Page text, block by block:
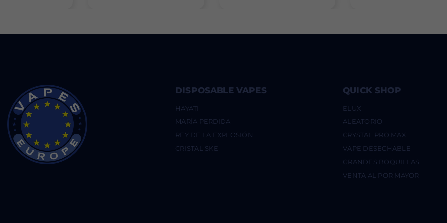
DISPOSABLE VAPES
HAYATI
MARÍA PERDIDA
REY DE LA EXPLOSIÓN
CRISTAL SKE
QUICK SHOP
ELUX
ALEATORIO
CRYSTAL PRO MAX
VAPE DESECHABLE
GRANDES BOQUILLAS
VENTA AL POR MAYOR